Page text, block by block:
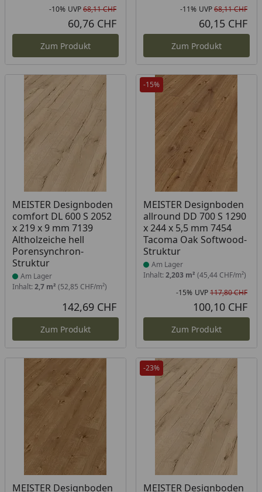
Rabatt in Prozent
-10%
Ursprünglicher Preis
UVP68,11 CHF
60,76 CHF
Zum Produkt
-11% UVP68,11 CHF
60,15 CHF
Zum Produkt
MEISTER Designboden
comfort DL 600 S 2052
x 219 x 9 mm 7139
Altholzeiche hell
Porensynchron-
Struktur
Produkt am Lager
Am Lager
Inhalt: 2,7 m² (52,85 CHF/m²)
142,69 CHF
Zum Produkt
-15%
MEISTER Designboden
allround DD 700 S 1290
x 244 x 5,5 mm 7454
Tacoma Oak Softwood-
Struktur
Produkt am Lager
Am Lager
Inhalt: 2,203 m² (45,44 CHF/m²)
-15% UVP117,80 CHF
100,10 CHF
Zum Produkt
MEISTER Designboden
Produkt am Lager
-23%
MEISTER Designboden
Produkt am Lager